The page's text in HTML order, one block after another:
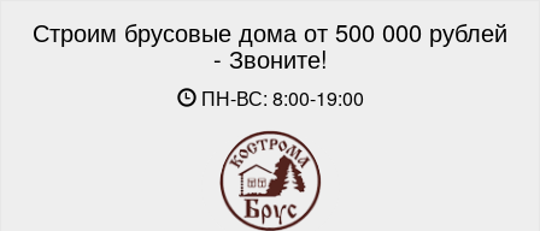
Строим брусовые дома от 500 000 рублей
- Звоните!
ПН-ВС: 8:00-19:00